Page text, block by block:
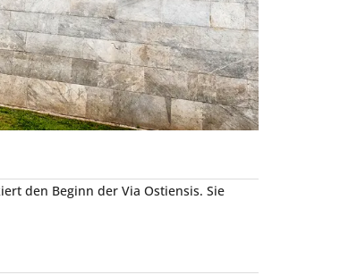
den Beginn der Via Ostiensis. Sie